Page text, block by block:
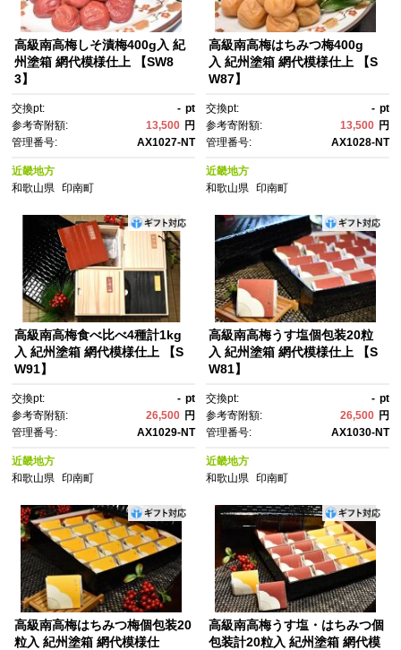
高級南高梅しそ漬梅400g入 紀
州塗箱 網代模様仕上 【SW8
3】
交換pt: - pt
参考寄附額:
13,500 円
管理番号:
AX1027-NT
近畿地方
和歌山県
印南町
高級南高梅はちみつ梅400g
入 紀州塗箱 網代模様仕上 【S
W87】
交換pt: - pt
参考寄附額:
13,500 円
管理番号:
AX1028-NT
近畿地方
和歌山県 印南町
高級南高梅食べ比べ4種計1kg
入 紀州塗箱 網代模様仕上 【S
W91】
交換pt: - pt
参考寄附額:
26,500 円
管理番号:
AX1029-NT
近畿地方
和歌山県
印南町
高級南高梅うす塩個包装20粒
入 紀州塗箱 網代模様仕上 【S
W81】
交換pt: - pt
参考寄附額:
26,500 円
管理番号:
AX1030-NT
近畿地方
和歌山県 印南町
高級南高梅はちみつ梅個包装20
粒入 紀州塗箱 網代模様仕
高級南高梅うす塩・はちみつ個
包装計20粒入 紀州塗箱 網代模